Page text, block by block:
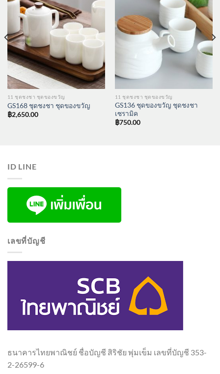
11 ชุดชงชา ชุดของขวัญ
GS168 ชุดชงชา ชุดของขวัญ
฿2,650.00
11 ชุดชงชา ชุดของขวัญ
GS136 ชุดของขวัญ ชุดชงชา
เซรามิค
฿750.00
ID LINE
เลขที่บัญชี
ธนาคารไทยพาณิชย์ ชื่อบัญชี สิริชัย พุ่มเข็ม เลขที่บัญชี 353-
2-26599-6